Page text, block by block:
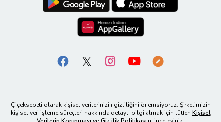
Çiçeksepeti olarak kişisel verilerinizin gizliliğini önemsiyoruz. Şirketimizin
kişisel veri işleme süreçleri hakkında detaylı bilgi almak için lütfen Kişisel